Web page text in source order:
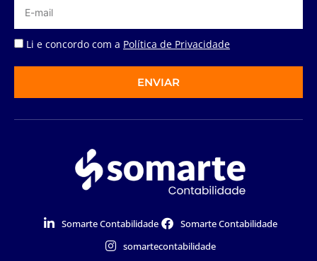
Li e concordo com a Política de Privacidade
ENVIAR
Somarte Contabilidade
Somarte Contabilidade
somartecontabilidade